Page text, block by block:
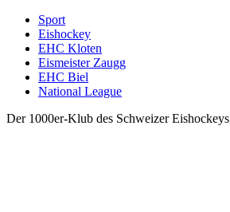
Sport
Eishockey
EHC Kloten
Eismeister Zaugg
EHC Biel
National League
Der 1000er-Klub des Schweizer Eishockeys